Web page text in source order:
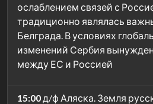
ослаблением связей с
традиционно являлась
Белграда. В условиях
изменений Сербия
между ЕС и Россией
15:00д/ф Аляска. Земля